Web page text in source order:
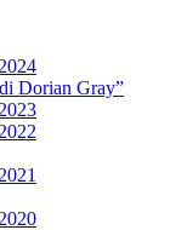
Dorian Gray”